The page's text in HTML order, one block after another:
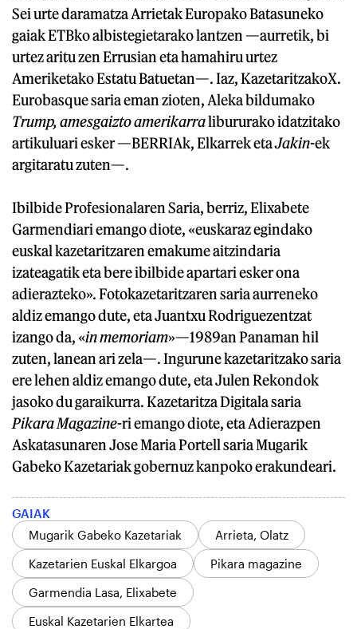
Sei urte daramatza Arrietak Europako Batasuneko
gaiak ETBko albistegietarako lantzen —aurretik, bi
urtez aritu zen Errusian eta hamahiru urtez
Ameriketako Estatu Batuetan—. Iaz, KazetaritzakoX.
Eurobasque saria eman zioten, Aleka bildumako
Trump, amesgaizto amerikarralibururako idatzitako
artikuluari esker —BERRIAk, Elkarrek etaJakin-ek
argitaratu zuten—.
Ibilbide Profesionalaren Saria, berriz, Elixabete
Garmendiari emango diote, «euskaraz egindako
euskal kazetaritzaren emakume aitzindaria
izateagatik eta bere ibilbide apartari esker ona
adierazteko». Fotokazetaritzaren saria aurreneko
aldiz emango dute, eta Juantxu Rodriguezentzat
izango da, «in memoriam»—1989an Panaman hil
zuten, lanean ari zela—. Ingurune kazetaritzako saria
ere lehen aldiz emango dute, eta Julen Rekondok
jasoko du garaikurra. Kazetaritza Digitala saria
Pikara Magazine-ri emango diote, eta Adierazpen
Askatasunaren Jose Maria Portell saria Mugarik
Gabeko Kazetariak gobernuz kanpoko erakundeari.
GAIAK
Mugarik Gabeko Kazetariak
Arrieta, Olatz
Kazetarien Euskal Elkargoa
Pikara magazine
Garmendia Lasa, Elixabete
Euskal Kazetarien Elkartea